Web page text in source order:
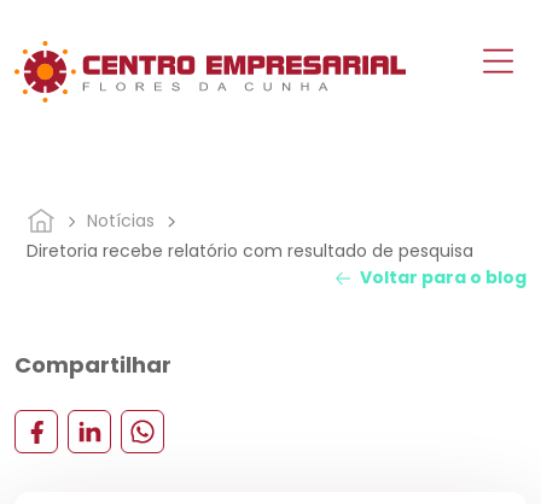
Notícias
Diretoria recebe relatório com resultado de pesquisa
Voltar para o blog
Compartilhar